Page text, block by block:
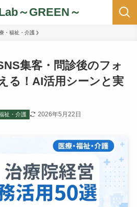
～GREEN～
・福祉・介護
集客・問診後のフォ
る！AI活用シーンと実
祉・介護 2026年5月22日